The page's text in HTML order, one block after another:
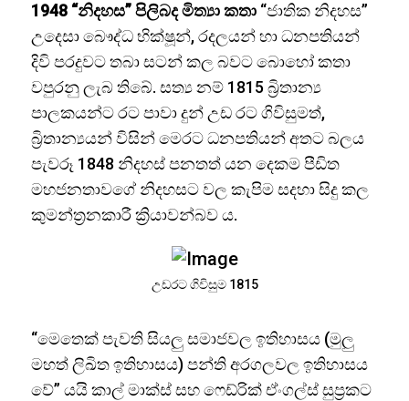
1948 “නිදහස” පිලිබද මිත්‍යා කතා “ජාතික නිදහස”
උදෙසා බෞද්ධ භික්ෂූන්, රදලයන් හා ධනපතියන්
දිවි පරදුවට තබා සටන් කල බවට බොහෝ කතා
වපුරනු ලැබ තිබේ. සත්‍ය නම් 1815 බ්‍රිතාන්‍ය
පාලකයන්ට රට පාවා දුන් උඩ රට ගිවිසුමත්,
බ්‍රිතාන්‍යයන් විසින් මෙරට ධනපතියන් අතට බලය
පැවරූ 1848 නිදහස් පනතත් යන දෙකම පීඩිත
මහජනතාවගේ නිදහසට වල කැපිම සදහා සිදු කල
කුමන්ත්‍රනකාරී ක්‍රියාවන්බව ය.
උඩරට ගිවිසුම 1815
“මෙතෙක් පැවති සියලු සමාජවල ඉතිහාසය (මුලු
මහත් ලිඛිත ඉතිහාසය) පන්ති අරගලවල ඉතිහාසය
වේ” යයි කාල් මාක්ස් සහ ෆෙඩ්රික් ඒංගල්ස් සුප්‍රකට